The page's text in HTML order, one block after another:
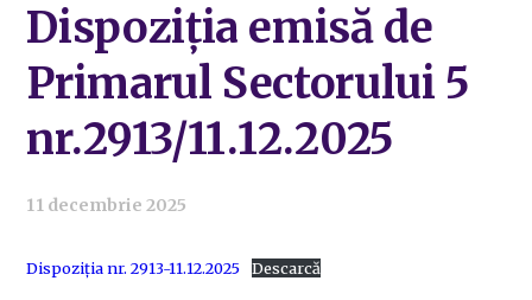
Dispoziția emisă de
Primarul Sectorului 5
nr.2913/11.12.2025
11 decembrie 2025
Dispoziția nr. 2913-11.12.2025 Descarcă